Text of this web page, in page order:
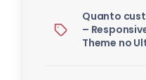
Quanto
–
Theme no